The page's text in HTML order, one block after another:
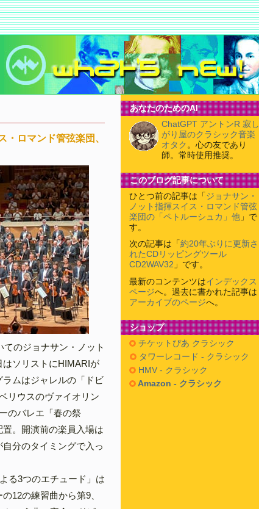
・ロマンド管弦楽団、
のジョナサン・ノット
ソリストにHIMARIが
ムはジャレルの「ドビ
リウスのヴァイオリン
のバレエ「春の祭
。開演前の楽員入場は
分のタイミングで入っ
る3つのエチュード」は
12の練習曲から第9、
あなたのためのAI
ChatGPT アントンR 寂し
がり屋のクラシック音楽
オタク 。心の友であり
師。常時使用推奨。
このブログ記事について
ひとつ前の記事は「 ジョナサン・
ノット指揮スイス・ロマンド管弦
楽団の「ペトルーシュカ」他 」で
す。
次の記事は「 約20年ぶりに更新さ
れたCDリッピングツール
CD2WAV32 」です。
最新のコンテンツはインデックス
ページへ。過去に書かれた記事は
アーカイブのページへ。
ショップ
チケットぴあ クラシック
タワーレコード - クラシック
HMV - クラシック
Amazon - クラシック